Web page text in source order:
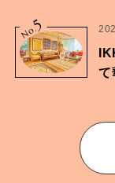
No.5
て